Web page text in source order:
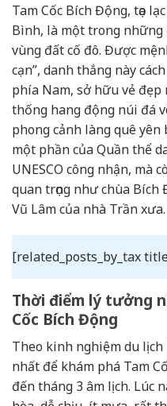
Tam Cốc Bích Động, tọa
Bình, là một trong những
vùng đất cố đô. Được
cạn”, danh thắng này
phía Nam, sở hữu vẻ
thống hang động núi đá
phong cảnh làng quê
một phần của Quần thể
UNESCO công nhận, mà
quan trọng như chùa
Vũ Lâm của nhà Trần xưa.
[related_posts_by_tax
Thời điểm lý tưởng
Cốc Bích Động
Theo kinh nghiệm du
nhất để khám phá Tam
đến tháng 3 âm lịch. Lúc